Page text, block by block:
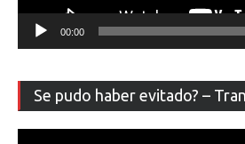
00:00
Se pudo haber evitado? –